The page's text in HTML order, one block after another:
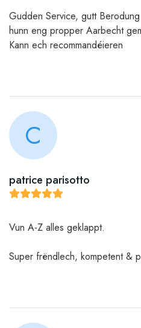
Gudden Service, gutt Berodung
hunn eng propper Aarbecht
Kann ech recommandéieren
C
patrice parisotto
Vun A-Z alles geklappt.
Super frëndlech, kompetent &